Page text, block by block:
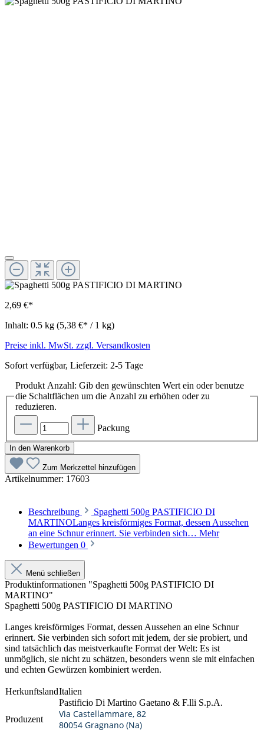
2,69 €*
Inhalt: 0.5 kg (5,38 €* / 1 kg)
Preise inkl. MwSt. zzgl. Versandkosten
Sofort verfügbar, Lieferzeit: 2-5 Tage
Produkt Anzahl: Gib den gewünschten Wert ein oder benutze
die Schaltflächen um die Anzahl zu erhöhen oder zu
reduzieren.
Packung
In den Warenkorb
Zum Merkzettel hinzufügen
Artikelnummer: 17603
Beschreibung
Spaghetti 500g PASTIFICIO DI
MARTINOLanges kreisförmiges Format, dessen Aussehen
an eine Schnur erinnert. Sie verbinden sich… Mehr
Bewertungen 0
Menü schließen
Produktinformationen "Spaghetti 500g PASTIFICIO DI
MARTINO"
Spaghetti 500g PASTIFICIO DI MARTINO
Langes kreisförmiges Format, dessen Aussehen an eine Schnur
erinnert. Sie verbinden sich sofort mit jedem, der sie probiert, und
sind tatsächlich das meistverkaufte Format der Welt: Es ist
unmöglich, sie nicht zu schätzen, besonders wenn sie mit einfachen
und echten Gewürzen kombiniert werden.
HerkunftslandItalien
Produzent
Pastificio Di Martino Gaetano & F.lli S.p.A.
Via Castellammare, 82
80054 Gragnano (Na)